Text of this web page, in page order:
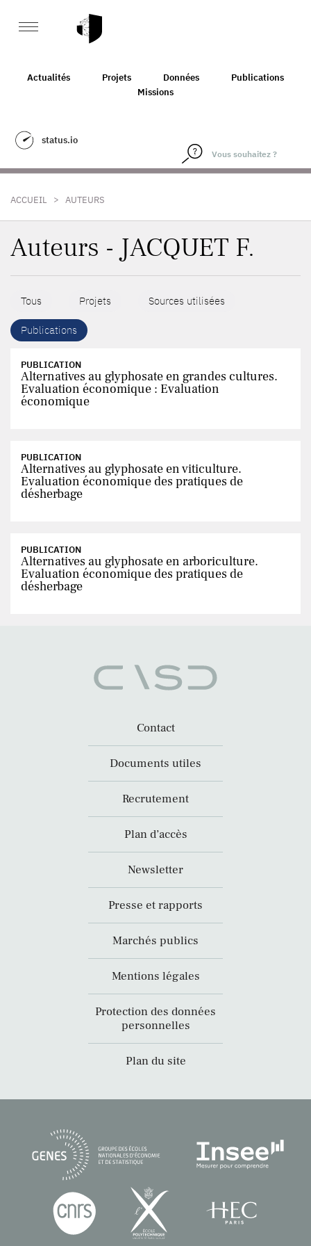
Actualités Projets Données
Publications
Missions
status.io
ACCUEIL > AUTEURS
Auteurs - JACQUET F.
Tous Projets Sources utilisées
Publications
PUBLICATION
Alternatives au glyphosate en grandes cultures.
Evaluation économique : Evaluation
économique
PUBLICATION
Alternatives au glyphosate en viticulture.
Evaluation économique des pratiques de
désherbage
PUBLICATION
Alternatives au glyphosate en arboriculture.
Evaluation économique des pratiques de
désherbage
Contact
Documents utiles
Recrutement
Plan d’accès
Newsletter
Presse et rapports
Marchés publics
Mentions légales
Protection des données
personnelles
Plan du site